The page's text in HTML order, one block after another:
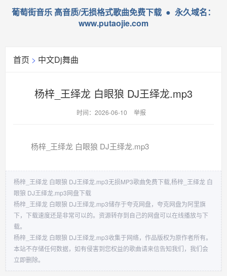
葡萄街音乐 高音质/无损格式歌曲免费下载 ● 永久域名：
www.putaojie.com
首页 > 中文Dj舞曲
杨梓_王绎龙 白眼狼 DJ王绎龙.mp3
时间：2026-06-10 举报
杨梓_王绎龙 白眼狼 DJ王绎龙.mp3
杨梓_王绎龙 白眼狼 DJ王绎龙.mp3无损MP3歌曲免费下载,杨梓_王绎龙 白
眼狼 DJ王绎龙.mp3网盘下载
杨梓_王绎龙 白眼狼 DJ王绎龙.mp3储存于夸克网盘，夸克网盘为阿里旗
下，下载速度还是非常可以的。资源转存到自己的网盘可以在线播放与下
载。
杨梓_王绎龙 白眼狼 DJ王绎龙.mp3收集于网络，作品版权为原作者所有。
本站不存储任何数据，如有侵害到您权益的歌曲请来信告知我们，我们会
立即删除。